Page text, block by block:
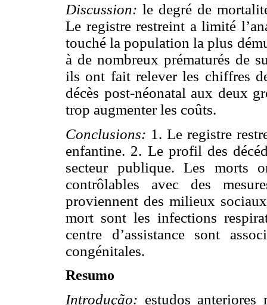
Discussion: le degré de
Le registre restreint a limité
touché la population la plus
à de nombreux prématurés de
ils ont fait relever les chiffres
décès post-néonatal aux deux
trop augmenter les coûts.
Conclusions: 1. Le registre
enfantine. 2. Le profil des
secteur publique. Les morts
contrôlables avec des
proviennent des milieux
mort sont les infections
centre d’assistance sont
congénitales.
Resumo
Introdução: estudos anteriores